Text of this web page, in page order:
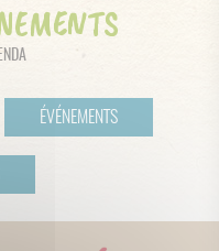
ÉVÉNEMENTS